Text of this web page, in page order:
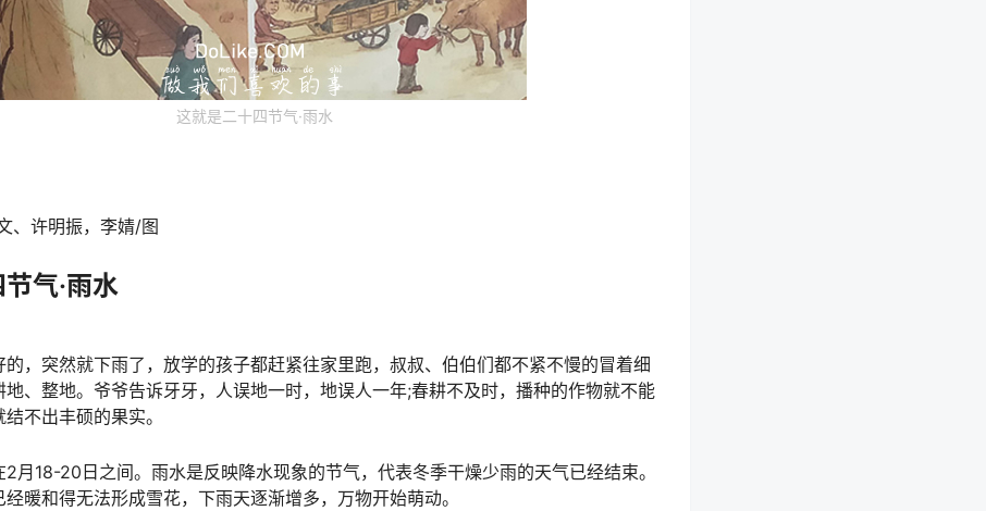
这就是二十四节气·雨水
许明振，李婧/图
气·雨水
突然就下雨了，放学的孩子都赶紧往家里跑，叔叔、伯伯们都不紧不慢的冒着细
、整地。爷爷告诉牙牙，人误地一时，地误人一年;春耕不及时，播种的作物就不能
不出丰硕的果实。
18-20日之间。雨水是反映降水现象的节气，代表冬季干燥少雨的天气已经结束。
暖和得无法形成雪花，下雨天逐渐增多，万物开始萌动。